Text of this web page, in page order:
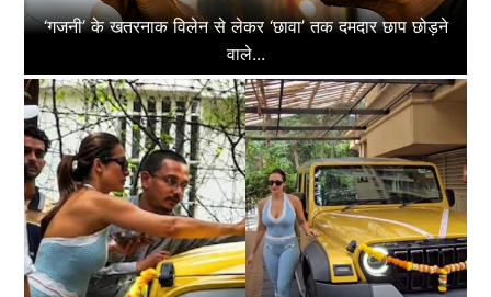
‘गजनी’ के खतरनाक विलेन से लेकर ‘छावा’ तक दमदार छाप छोड़ने
वाले...